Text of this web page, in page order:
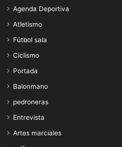
Agenda Deportiva
Atletismo
Fútbol sala
Ciclismo
Portada
Balonmano
pedroneras
Entrevista
Artes marciales